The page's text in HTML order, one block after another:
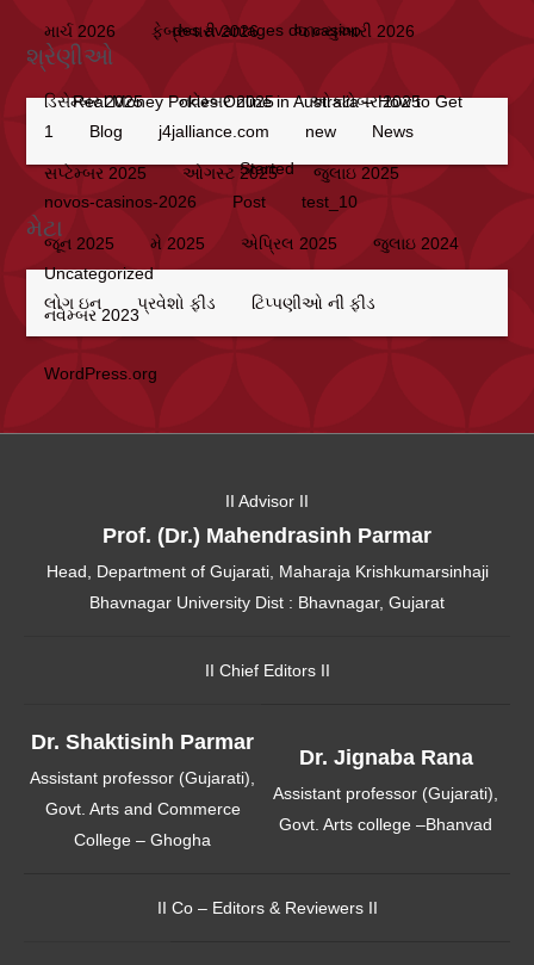
des avantages du casino
Real Money Pokies Online in Australia – How to Get
Started
માર્ચ 2026 ફેબ્રુવારી 2026 જાન્યુઆરી 2026
ડિસેમ્બર 2025 નવેમ્બર 2025 ઓક્ટોબર 2025
સપ્ટેમ્બર 2025 ઓગસ્ટ 2025 જુલાઇ 2025
જૂન 2025 મે 2025 એપ્રિલ 2025 જુલાઇ 2024
નવેમ્બર 2023
શ્રેણીઓ
1 Blog j4jalliance.com new News
novos-casinos-2026 Post test_10
Uncategorized
મેટા
લોગ ઇન પ્રવેશો ફીડ ટિપ્પણીઓ ની ફીડ
WordPress.org
II Advisor II
Prof. (Dr.) Mahendrasinh Parmar
Head, Department of Gujarati, Maharaja Krishkumarsinhaji
Bhavnagar University Dist : Bhavnagar, Gujarat
II Chief Editors II
Dr. Shaktisinh Parmar
Assistant professor (Gujarati),
Govt. Arts and Commerce
College – Ghogha
Dr. Jignaba Rana
Assistant professor (Gujarati),
Govt. Arts college –Bhanvad
II Co – Editors & Reviewers II